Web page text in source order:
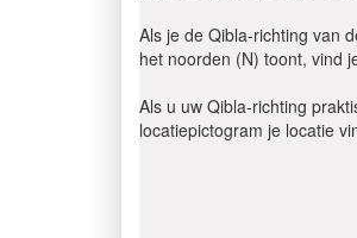
Als je de Qibla-richting van
het noorden (N) toont, vind
Als u uw Qibla-richting
locatiepictogram je locatie